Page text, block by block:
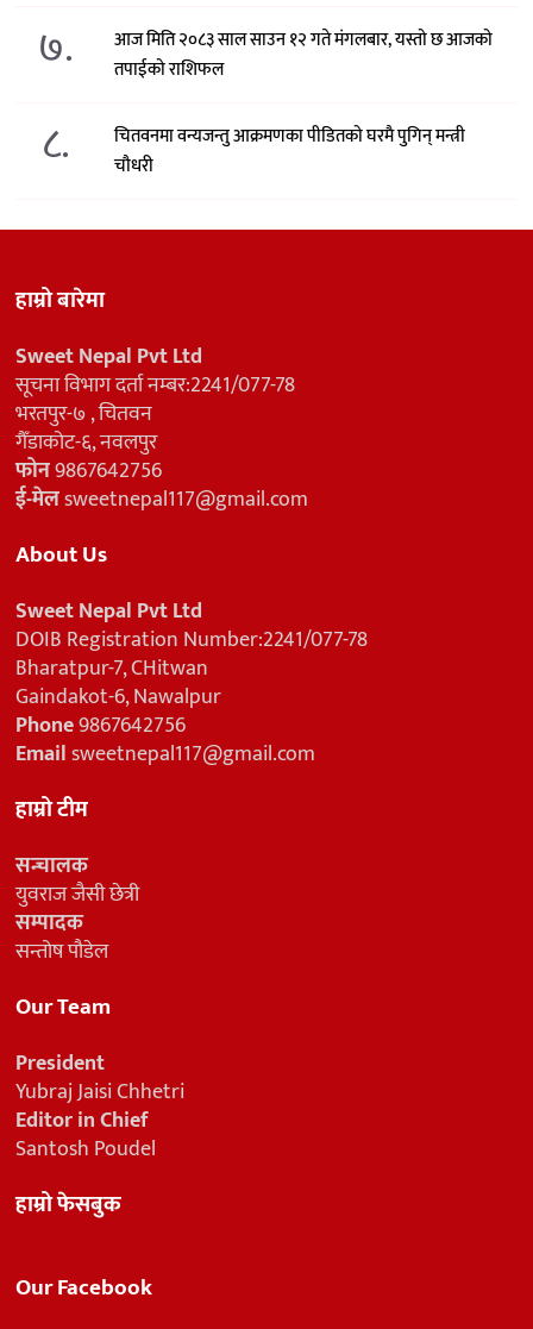
७.
आज मिति २०८३ साल साउन १२ गते मंगलबार, यस्तो छ आजको
तपाईको राशिफल
८.
चितवनमा वन्यजन्तु आक्रमणका पीडितको घरमै पुगिन् मन्त्री
चौधरी
हाम्रो बारेमा
Sweet Nepal Pvt Ltd
सूचना विभाग दर्ता नम्बर:2241/077-78
भरतपुर-७ , चितवन
गैँडाकोट-६, नवलपुर
फोन9867642756
ई-मेलsweetnepal117@gmail.com
About Us
Sweet Nepal Pvt Ltd
DOIB Registration Number:2241/077-78
Bharatpur-7, CHitwan
Gaindakot-6, Nawalpur
Phone9867642756
Emailsweetnepal117@gmail.com
हाम्रो टीम
सन्चालक
युवराज जैसी छेत्री
सम्पादक
सन्तोष पौडेल
Our Team
President
Yubraj Jaisi Chhetri
Editor in Chief
Santosh Poudel
हाम्रो फेसबुक
Our Facebook